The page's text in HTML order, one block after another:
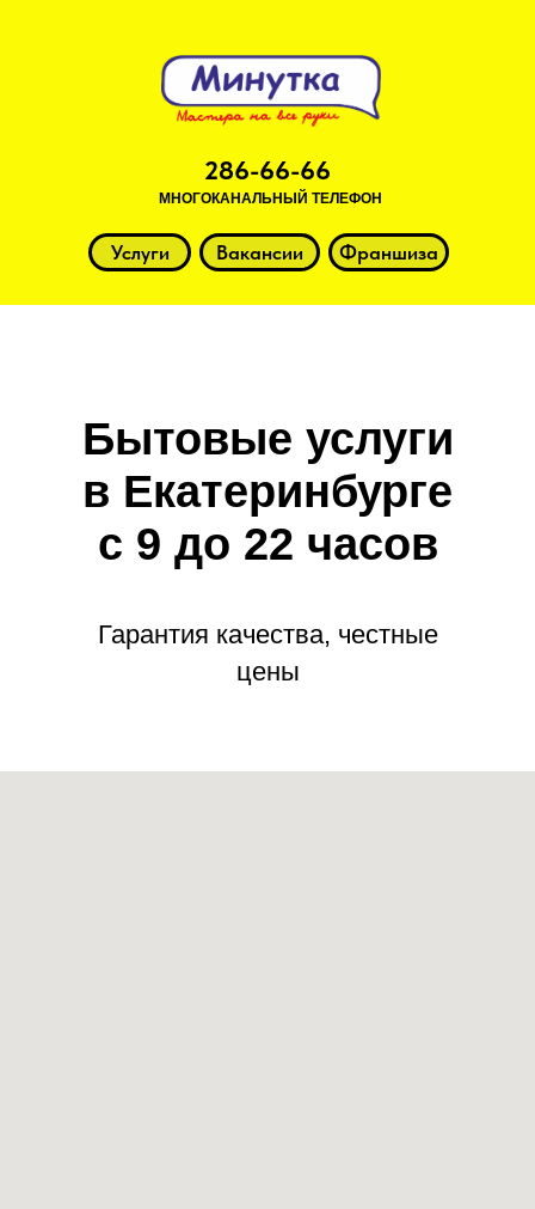
286-66-66
МНОГОКАНАЛЬНЫЙ ТЕЛЕФОН
Услуги Вакансии Франшиза
Бытовые услуги
в Екатеринбурге
с 9 до 22 часов
Гарантия качества, честные
цены